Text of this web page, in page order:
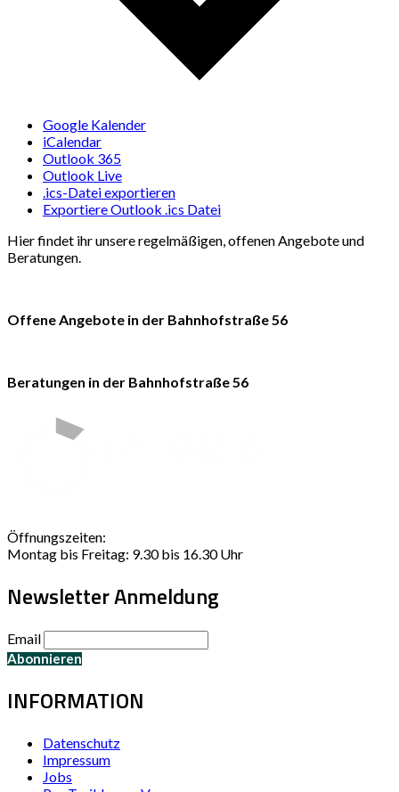
Google Kalender
iCalendar
Outlook 365
Outlook Live
.ics-Datei exportieren
Exportiere Outlook .ics Datei
Hier findet ihr unsere regelmäßigen, offenen Angebote und
Beratungen.
Offene Angebote in der Bahnhofstraße 56
Beratungen in der Bahnhofstraße 56
Öffnungszeiten:
Montag bis Freitag: 9.30 bis 16.30 Uhr
Newsletter Anmeldung
Email
INFORMATION
Datenschutz
Impressum
Jobs